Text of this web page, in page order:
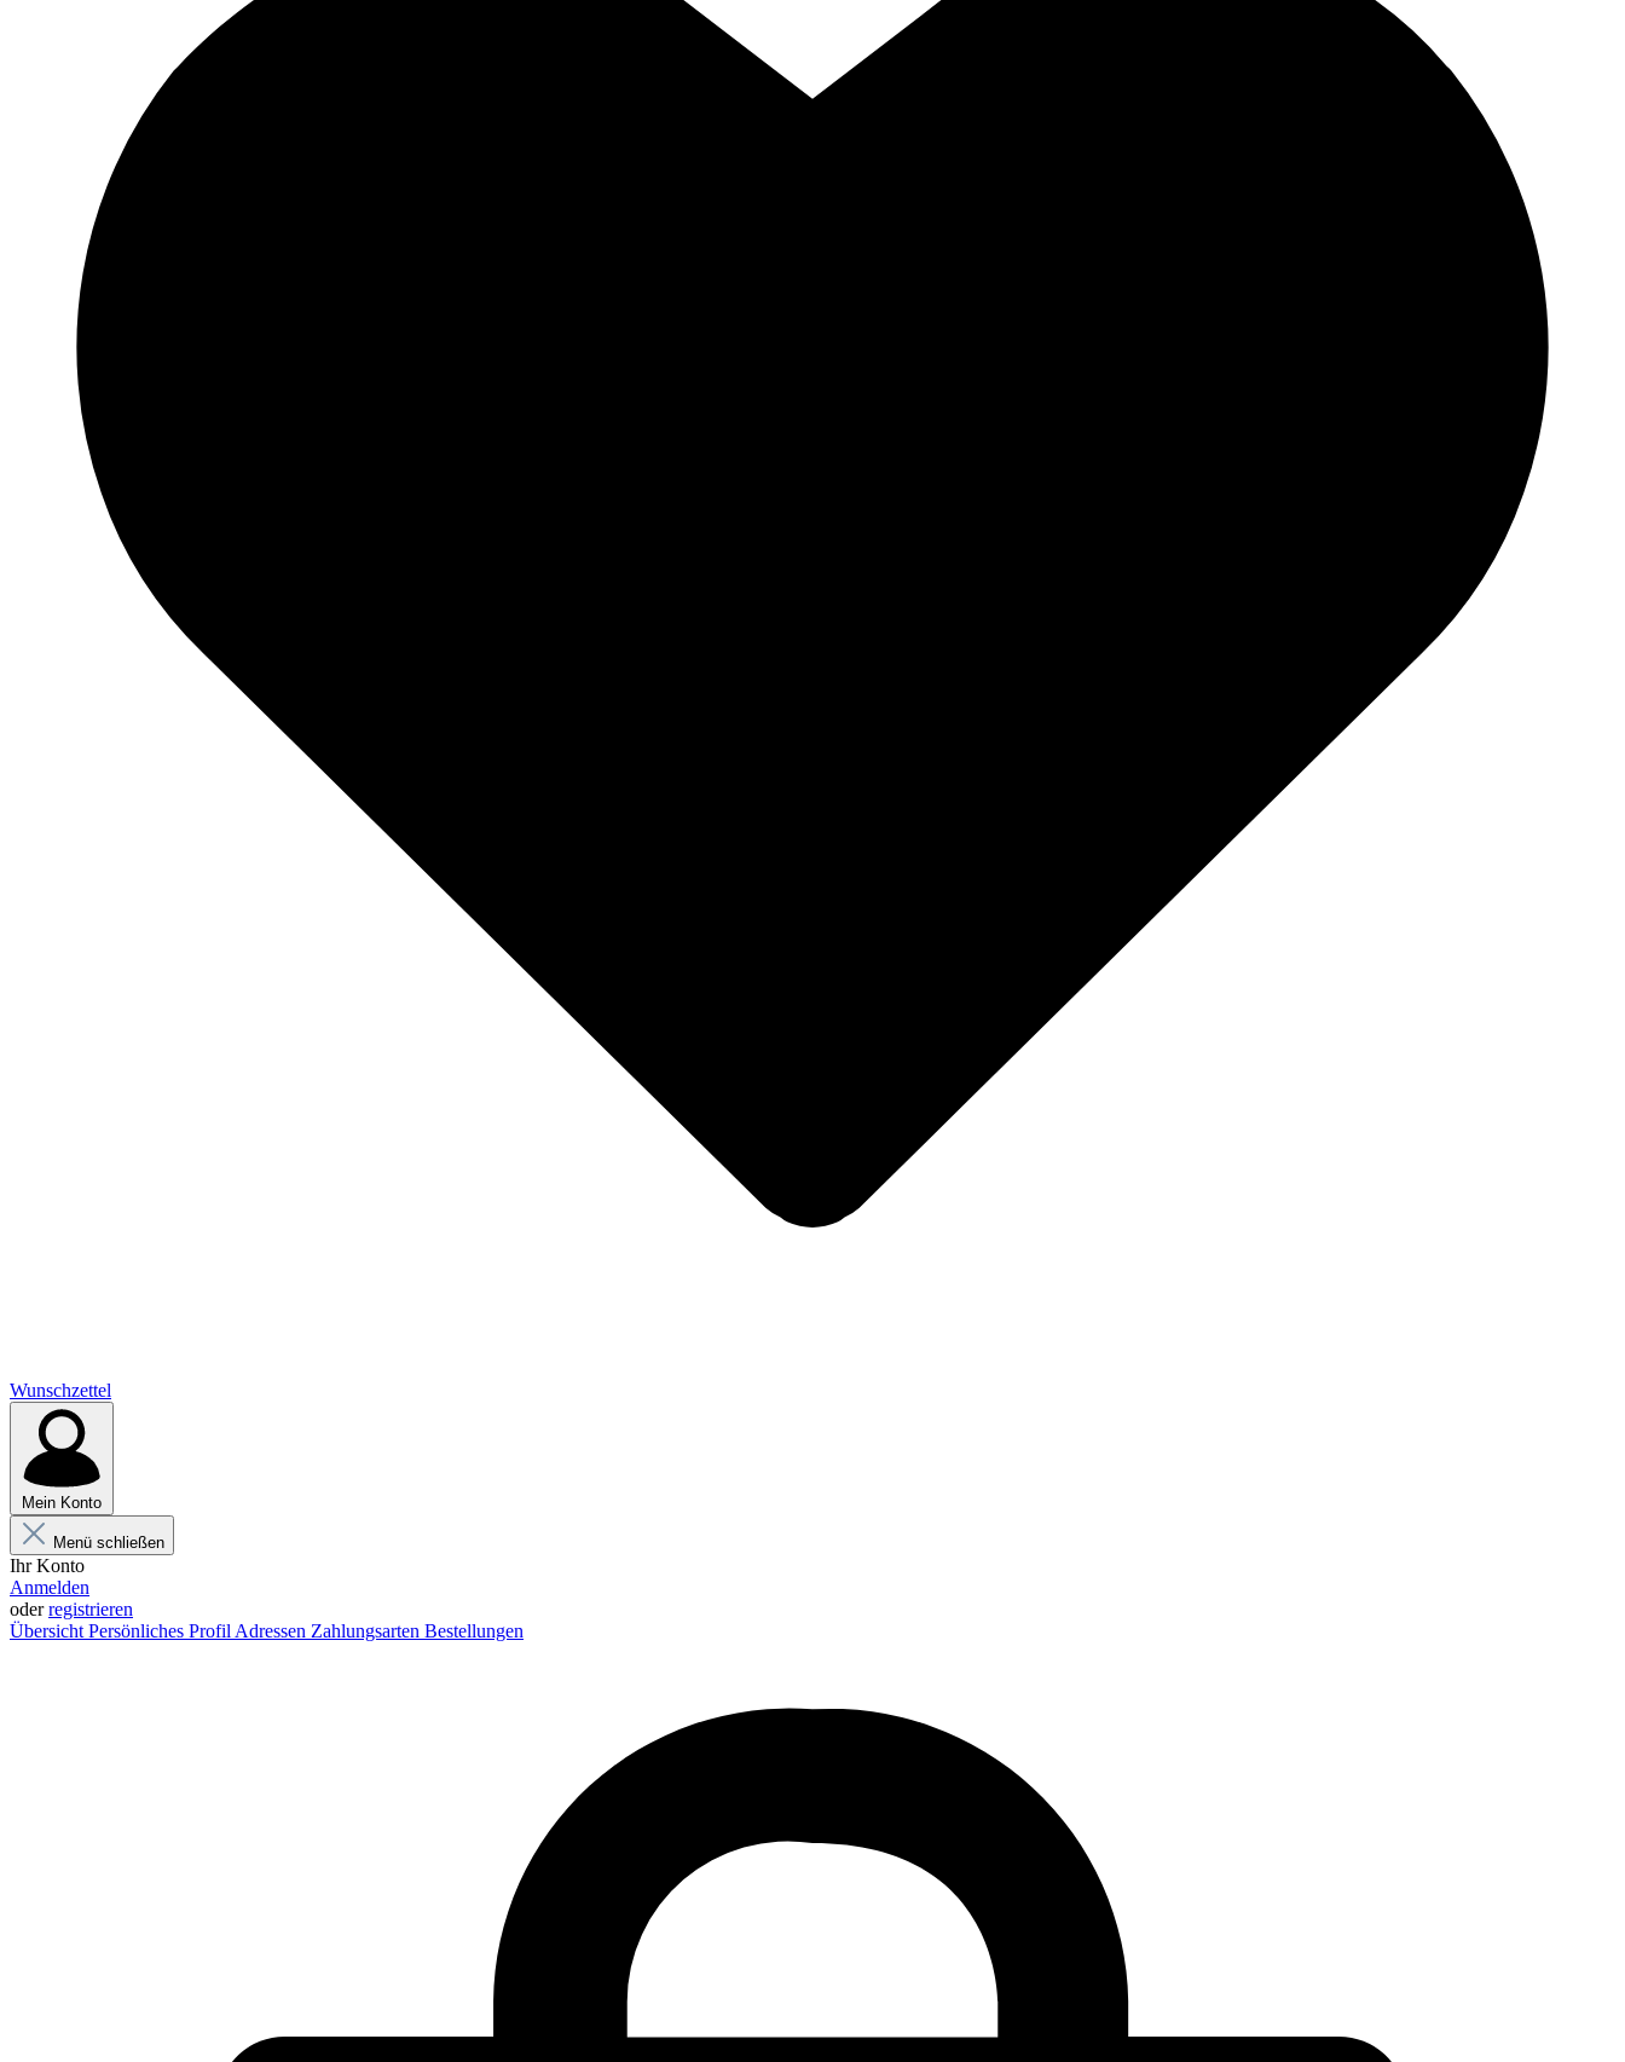
Wunschzettel
Mein Konto
Menü schließen
Ihr Konto
Anmelden
oderregistrieren
Übersicht Persönliches Profil Adressen Zahlungsarten Bestellungen